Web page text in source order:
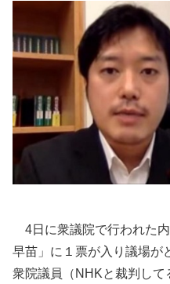
4日に衆議院で行われた
早苗」に１票が入り議場が
衆院議員（NHKと裁判し